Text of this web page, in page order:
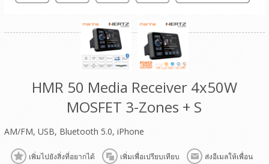
HMR 50 Media Receiver 4x50W
MOSFET 3-Zones + S
AM/FM, USB, Bluetooth 5.0, iPhone
เพิ่มไปยังสิ่งที่อยากได้ เพิ่มเพื่อเปรียบเทียบ ส่งอีเมลให้เพื่อน